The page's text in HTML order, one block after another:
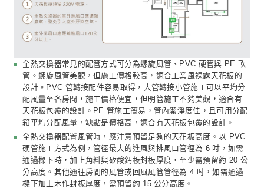
立即詢問
全熱交換器
全熱交換器是通過高效率換熱元件，將引進的室外空氣
行交換，減小溫差，使送風溫度更接近室內溫度，提高
效率 (資料來源：https://www.hotaidev.com.tw/
換言之，藉由機械式的進氣與排氣，可以交換室內與室
使用者不開窗也能呼吸到新鮮的空氣。
近年來，微自然在第一線接觸的客戶中，越